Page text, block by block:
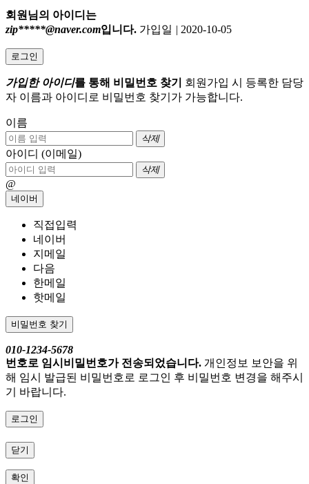
회원님의 아이디는
zip*****@naver.com입니다. 가입일 | 2020-10-05
로그인
가입한 아이디를 통해 비밀번호 찾기
회원가입 시 등록한 담당
자 이름과 아이디로 비밀번호 찾기가 가능합니다.
이름
삭제
아이디 (이메일)
삭제
@
네이버
직접입력
네이버
지메일
다음
한메일
핫메일
비밀번호 찾기
010-1234-5678
번호로 임시비밀번호가 전송되었습니다. 개인정보 보안을 위
해 임시 발급된 비밀번호로 로그인 후 비밀번호 변경을 해주시
기 바랍니다.
로그인
닫기
확인